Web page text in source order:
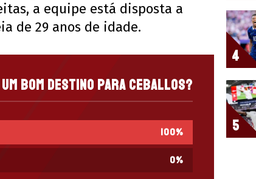
a equipe está disposta a
de 29 anos de idade.
bom destino para Ceballos?
100%
0%
4
5